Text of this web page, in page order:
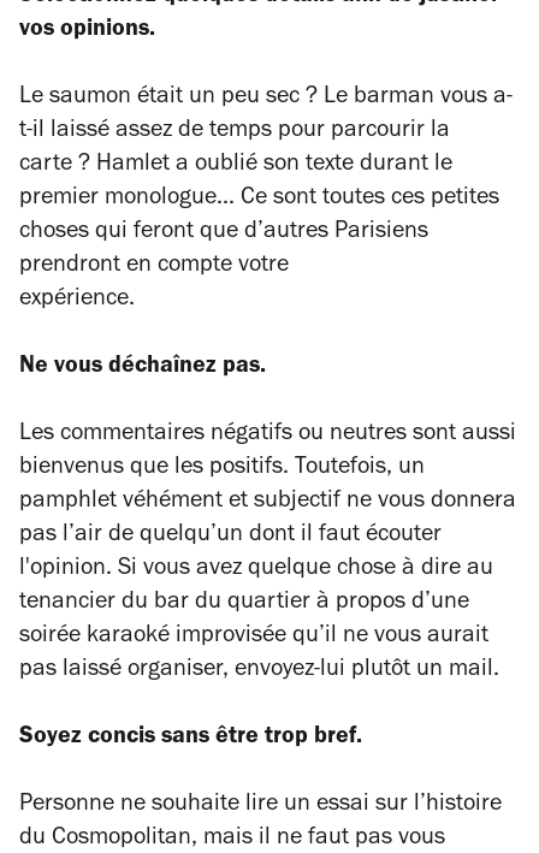
vos opinions.
Le saumon était un peu sec ? Le barman vous a-
t-il laissé assez de temps pour parcourir la
carte ? Hamlet a oublié son texte durant le
premier monologue... Ce sont toutes ces petites
choses qui feront que d’autres Parisiens
prendront en compte votre
expérience.
Ne vous déchaînez pas.
Les commentaires négatifs ou neutres sont aussi
bienvenus que les positifs. Toutefois, un
pamphlet véhément et subjectif ne vous donnera
pas l’air de quelqu’un dont il faut écouter
l'opinion. Si vous avez quelque chose à dire au
tenancier du bar du quartier à propos d’une
soirée karaoké improvisée qu’il ne vous aurait
pas laissé organiser, envoyez-lui plutôt un mail.
Soyez concis sans être trop bref.
Personne ne souhaite lire un essai sur l’histoire
du Cosmopolitan, mais il ne faut pas vous